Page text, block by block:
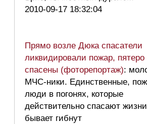
2010-09-17 18:32:04
Прямо возле Дюка спасатели
ликвидировали пожар, пятеро
спасены (фоторепортаж):
МЧС-ники. Единственные,
люди в погонях, которые
действительно спасают
бывает гибнут